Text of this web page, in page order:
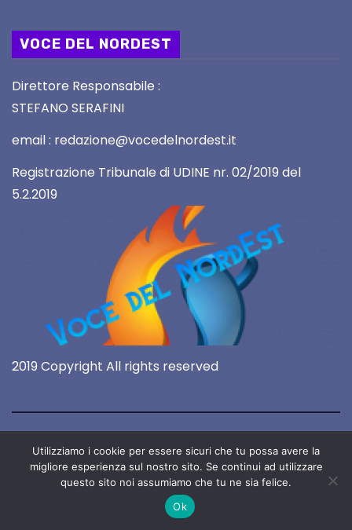
VOCE DEL NORDEST
Direttore Responsabile :
STEFANO SERAFINI
email : redazione@vocedelnordest.it
Registrazione Tribunale di UDINE nr. 02/2019 del
5.2.2019
2019 Copyright All rights reserved
Utilizziamo i cookie per essere sicuri che tu possa avere la
migliore esperienza sul nostro sito. Se continui ad utilizzare
questo sito noi assumiamo che tu ne sia felice.
Ok